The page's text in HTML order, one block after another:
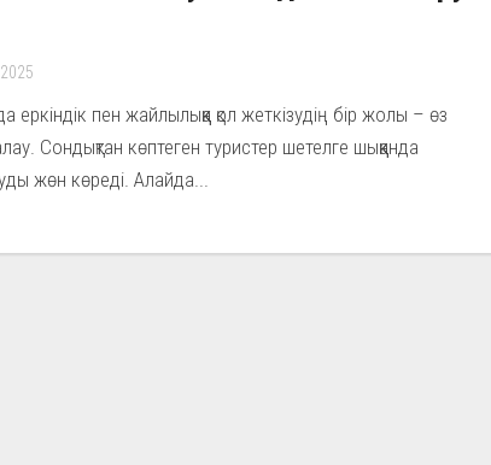
пен жайлылыққа қол жеткізудің бір жолы – өз
Сондықтан көптеген туристер шетелге шыққанда
жөн көреді. Алайда...